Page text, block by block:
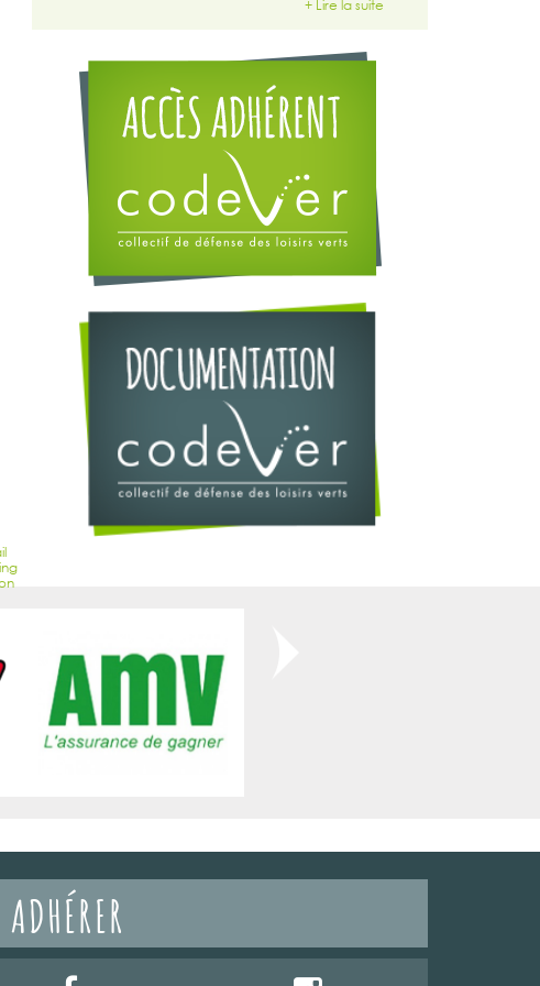
+ Lire la suite
ADHÉRER